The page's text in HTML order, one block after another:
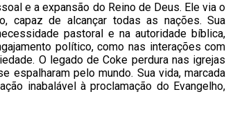
e a expansão do Reino de Deus. Ele via o
capaz de alcançar todas as nações. Sua
pastoral e na autoridade bíblica,
político, como nas interações com
O legado de Coke perdura nas igrejas
pelo mundo. Sua vida, marcada
inabalável à proclamação do Evangelho,